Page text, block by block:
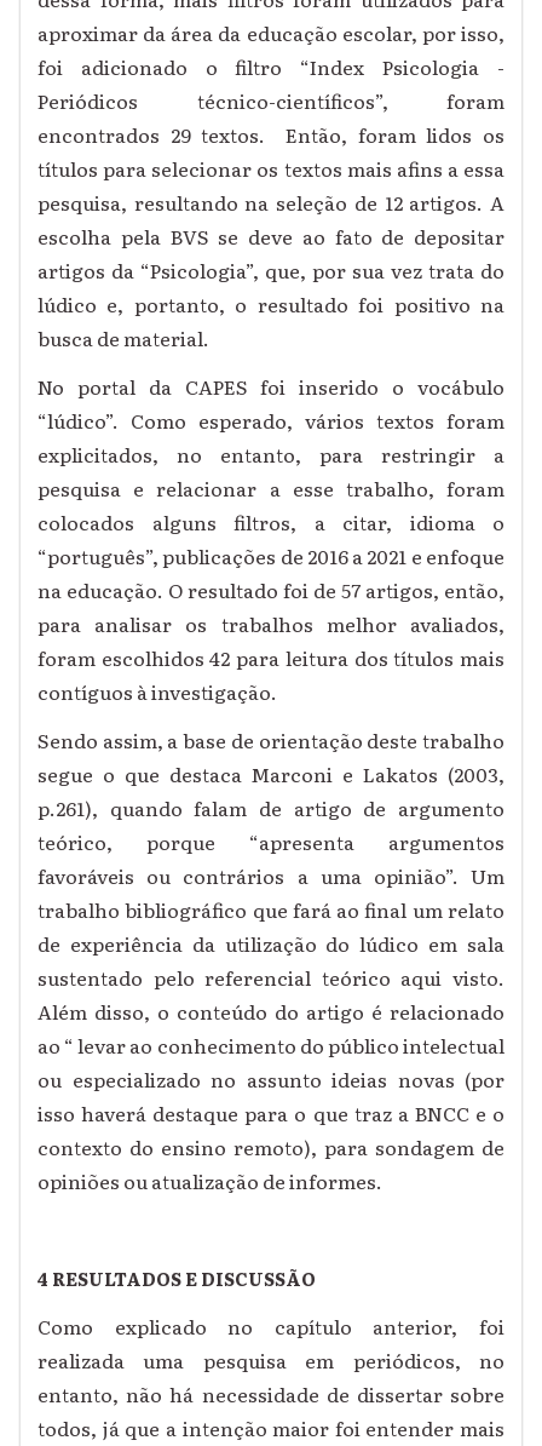
aproximar da área da educação escolar, por isso,
foi adicionado o filtro “Index Psicologia -
Periódicos técnico-científicos”, foram
encontrados 29 textos. Então, foram lidos os
títulos para selecionar os textos mais afins a essa
pesquisa, resultando na seleção de 12 artigos. A
escolha pela BVS se deve ao fato de depositar
artigos da “Psicologia”, que, por sua vez trata do
lúdico e, portanto, o resultado foi positivo na
busca de material.
No portal da CAPES foi inserido o vocábulo
“lúdico”. Como esperado, vários textos foram
explicitados, no entanto, para restringir a
pesquisa e relacionar a esse trabalho, foram
colocados alguns filtros, a citar, idioma o
“português”, publicações de 2016 a 2021 e enfoque
na educação. O resultado foi de 57 artigos, então,
para analisar os trabalhos melhor avaliados,
foram escolhidos 42 para leitura dos títulos mais
contíguos à investigação.
Sendo assim, a base de orientação deste trabalho
segue o que destaca Marconi e Lakatos (2003,
p.261), quando falam de artigo de argumento
teórico, porque “apresenta argumentos
favoráveis ou contrários a uma opinião”. Um
trabalho bibliográfico que fará ao final um relato
de experiência da utilização do lúdico em sala
sustentado pelo referencial teórico aqui visto.
Além disso, o conteúdo do artigo é relacionado
ao “ levar ao conhecimento do público intelectual
ou especializado no assunto ideias novas (por
isso haverá destaque para o que traz a BNCC e o
contexto do ensino remoto), para sondagem de
opiniões ou atualização de informes.
4 RESULTADOS E DISCUSSÃO
Como explicado no capítulo anterior, foi
realizada uma pesquisa em periódicos, no
entanto, não há necessidade de dissertar sobre
todos, já que a intenção maior foi entender mais